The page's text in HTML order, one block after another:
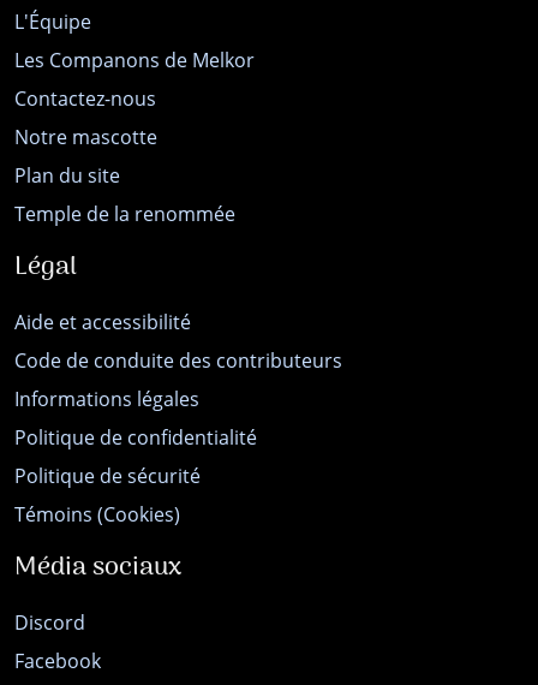
L'Équipe
Les Companons de Melkor
Contactez-nous
Notre mascotte
Plan du site
Temple de la renommée
Légal
Aide et accessibilité
Code de conduite des contributeurs
Informations légales
Politique de confidentialité
Politique de sécurité
Témoins (Cookies)
Média sociaux
Discord
Facebook